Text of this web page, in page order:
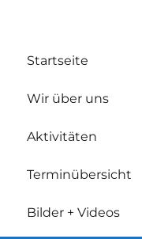
Startseite
Wir über uns
Aktivitäten
Terminübersicht
Bilder + Videos